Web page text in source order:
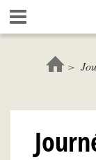
Aller
au
contenu
Gestion de vos